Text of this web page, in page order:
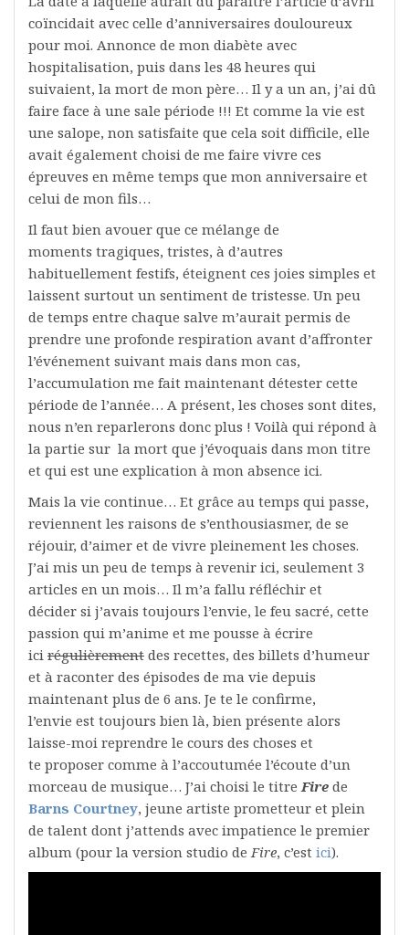
coïncidait avec celle d’anniversaires douloureux
pour moi. Annonce de mon diabète avec
hospitalisation, puis dans les 48 heures qui
suivaient, la mort de mon père… Il y a un an, j’ai dû
faire face à une sale période !!! Et comme la vie est
une salope, non satisfaite que cela soit difficile, elle
avait également choisi de me faire vivre ces
épreuves en même temps que mon anniversaire et
celui de mon fils…
Il faut bien avouer que ce mélange de
moments tragiques, tristes, à d’autres
habituellement festifs, éteignent ces joies simples et
laissent surtout un sentiment de tristesse. Un peu
de temps entre chaque salve m’aurait permis de
prendre une profonde respiration avant d’affronter
l’événement suivant mais dans mon cas,
l’accumulation me fait maintenant détester cette
période de l’année… A présent, les choses sont dites,
nous n’en reparlerons donc plus ! Voilà qui répond à
la partie sur la mort que j’évoquais dans mon titre
et qui est une explication à mon absence ici.
Mais la vie continue… Et grâce au temps qui passe,
reviennent les raisons de s’enthousiasmer, de se
réjouir, d’aimer et de vivre pleinement les choses.
J’ai mis un peu de temps à revenir ici, seulement 3
articles en un mois… Il m’a fallu réfléchir et
décider si j’avais toujours l’envie, le feu sacré, cette
passion qui m’anime et me pousse à écrire
ici régulièrement des recettes, des billets d’humeur
et à raconter des épisodes de ma vie depuis
maintenant plus de 6 ans. Je te le confirme,
l’envie est toujours bien là, bien présente alors
laisse-moi reprendre le cours des choses et
te proposer comme à l’accoutumée l’écoute d’un
morceau de musique… J’ai choisi le titreFire de
Barns Courtney, jeune artiste prometteur et plein
de talent dont j’attends avec impatience le premier
album (pour la version studio deFire, c’est ici).